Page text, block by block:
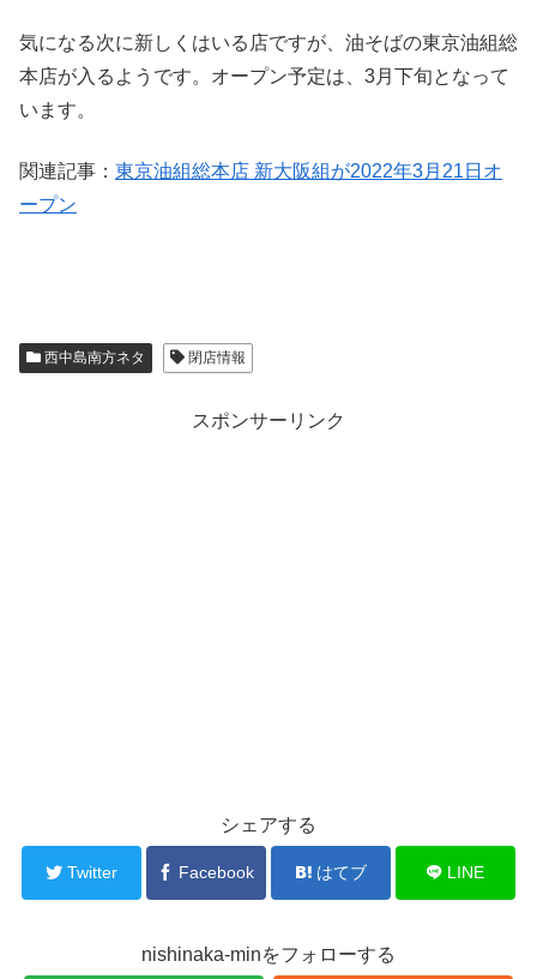
気になる次に新しくはいる店ですが、油そばの東京油組総
本店が入るようです。オープン予定は、3月下旬となって
います。
関連記事： 東京油組総本店 新大阪組が2022年3月21日オ
ープン
西中島南方ネタ 閉店情報
スポンサーリンク
シェアする
Twitter Facebook はてブ LINE
nishinaka-minをフォローする